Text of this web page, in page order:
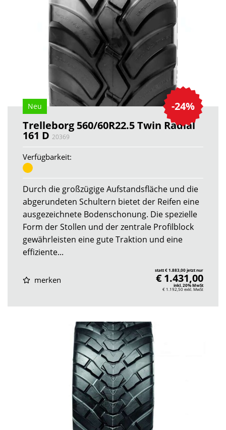
-24%
Neu
Trelleborg 560/60R22.5 Twin Radial
161 D 20369
Verfügbarkeit:
Durch die großzügige Aufstandsfläche und die
abgerundeten Schultern bietet der Reifen eine
ausgezeichnete Bodenschonung. Die spezielle
Form der Stollen und der zentrale Profilblock
gewährleisten eine gute Traktion und eine
effiziente...
merken
statt € 1.883,00 jetzt nur
€ 1.431,00
inkl. 20% MwSt
€ 1.192,50exkl. MwSt